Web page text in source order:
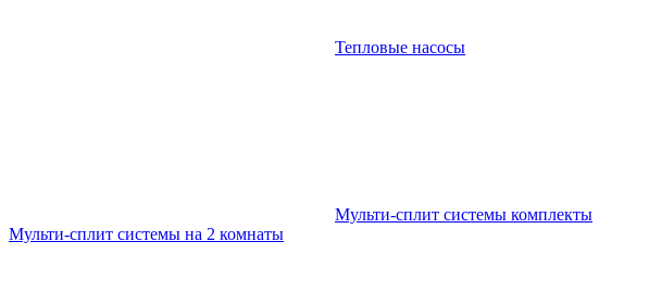
Тепловые насосы
Мульти-сплит системы комплекты
Мульти-сплит системы на 2 комнаты